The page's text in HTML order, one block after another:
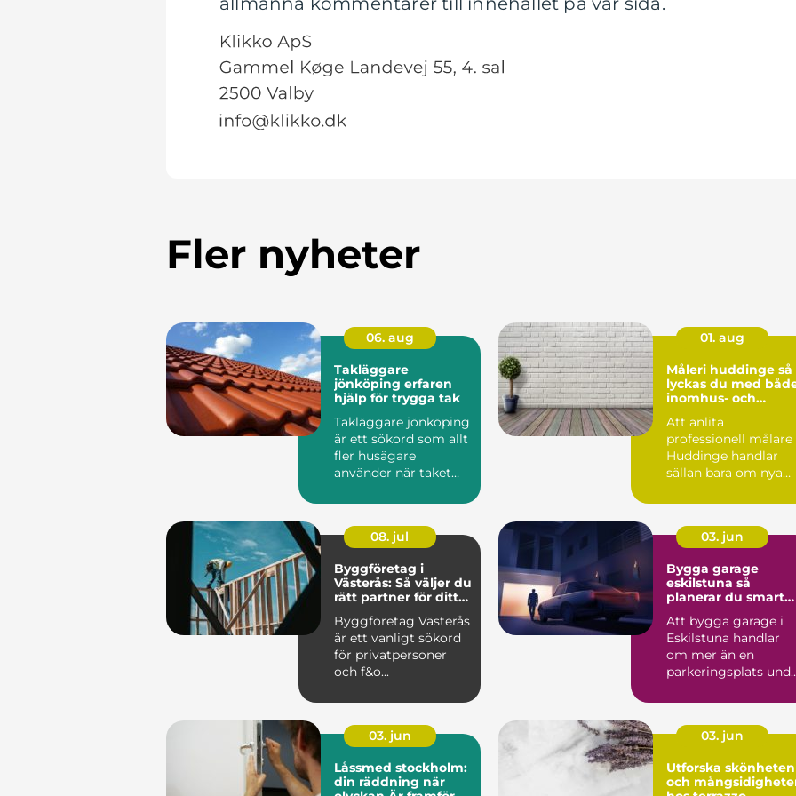
Fler nyheter
06. aug
Takläggare
jönköping erfaren
hjälp för trygga tak
Takläggare jönköping
är ett sökord som allt
fler husägare
använder när taket
tec...
01. aug
Måleri huddinge så
lyckas du med
inomhus- och
Att anlita
professionell målare
Huddinge handlar
sällan bara om nya
Det handla...
08. jul
Byggföretag i
Västerås: Så väljer du
rätt partner för ditt
Byggföretag Västerås
är ett vanligt sökord
för privatpersoner
och f&o...
03. jun
Bygga garage
eskilstuna så
planerar du smart
Att bygga garage i
Eskilstuna handlar
om mer än en
parkeringsplats
garage ...
03. jun
Låssmed stockholm:
din räddning när
03. jun
Utforska skönheten
och